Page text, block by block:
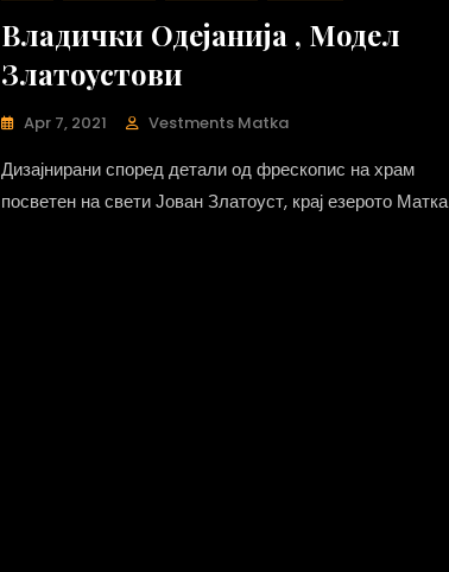
Владички Одејанија , Модел
Златоустови
Apr 7, 2021 Vestments Matka
Дизајнирани според детали од фрескопис на храм
посветен на свети Јован Златоуст, крај езерото Матка